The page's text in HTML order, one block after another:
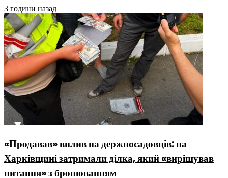
3 години назад
«Продавав» вплив на держпосадовців: на
Харківщині затримали ділка, який «вирішував
питання» з бронюванням